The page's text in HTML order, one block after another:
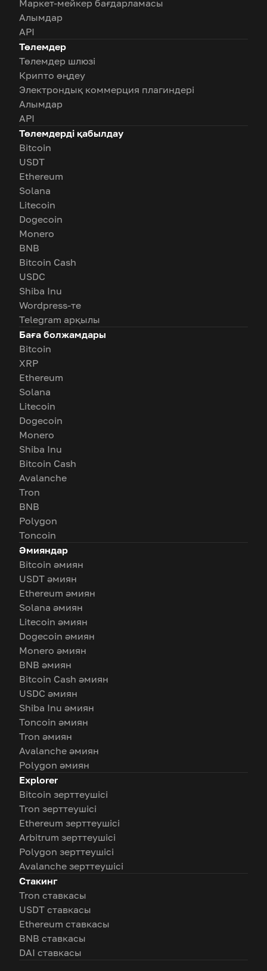
Маркет-мейкер бағдарламасы
Алымдар
API
Төлемдер
Төлемдер шлюзі
Крипто өңдеу
Электрондық коммерция плагиндері
Алымдар
API
Төлемдерді қабылдау
Bitcoin
USDT
Ethereum
Solana
Litecoin
Dogecoin
Monero
BNB
Bitcoin Cash
USDC
Shiba Inu
Wordpress-те
Telegram арқылы
Баға болжамдары
Bitcoin
XRP
Ethereum
Solana
Litecoin
Dogecoin
Monero
Shiba Inu
Bitcoin Cash
Avalanche
Tron
BNB
Polygon
Toncoin
Әмияндар
Bitcoin әмиян
USDT әмиян
Ethereum әмиян
Solana әмиян
Litecoin әмиян
Dogecoin әмиян
Monero әмиян
BNB әмиян
Bitcoin Cash әмиян
USDC әмиян
Shiba Inu әмиян
Toncoin әмиян
Tron әмиян
Avalanche әмиян
Polygon әмиян
Explorer
Bitcoin зерттеушісі
Tron зерттеушісі
Ethereum зерттеушісі
Arbitrum зерттеушісі
Polygon зерттеушісі
Avalanche зерттеушісі
Стакинг
Tron ставкасы
USDT ставкасы
Ethereum ставкасы
BNB ставкасы
DAI ставкасы